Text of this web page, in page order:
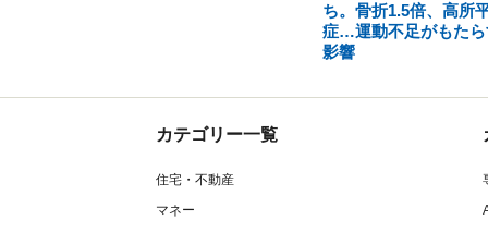
ち。骨折1.5倍、高所
症…運動不足がもたら
影響
カテゴリー一覧
住宅・不動産
マネー